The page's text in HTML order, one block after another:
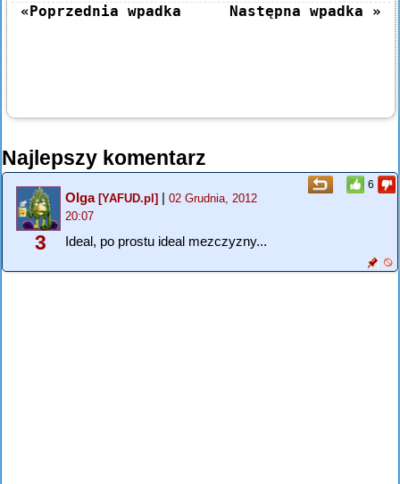
«Poprzednia wpadka Następna wpadka »
Najlepszy komentarz
6
3
Olga[YAFUD.pl] | 02 Grudnia, 2012
20:07
Ideal, po prostu ideal mezczyzny...